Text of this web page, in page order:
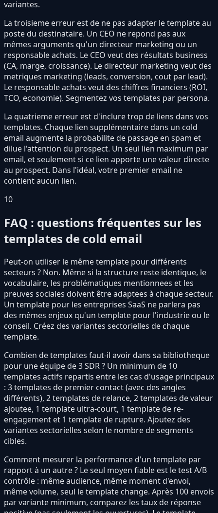
variantes.
La troisieme erreur est de ne pas adapter le template au
poste du destinataire. Un CEO ne repond pas aux
mêmes arguments qu'un directeur marketing ou un
responsable achats. Le CEO veut des résultats business
(CA, marge, croissance). Le directeur marketing veut des
metriques marketing (leads, conversion, cout par lead).
Le responsable achats veut des chiffres financiers (ROI,
TCO, economie). Segmentez vos templates par persona.
La quatrieme erreur est d'inclure trop de liens dans vos
templates. Chaque lien supplémentaire dans un cold
email augmente la probabilite de passage en spam et
dilue l'attention du prospect. Un seul lien maximum par
email, et seulement si ce lien apporte une valeur directe
au prospect. Dans l'idéal, votre premier email ne
contient aucun lien.
10
FAQ : questions fréquentes sur les
templates de cold email
Peut-on utiliser le même template pour différents
secteurs ? Non. Même si la structure reste identique, le
vocabulaire, les problématiques mentionnees et les
preuves sociales doivent être adaptees à chaque secteur.
Un template pour les entreprises SaaS ne parlera pas
des mêmes enjeux qu'un template pour l'industrie ou le
conseil. Créez des variantes sectorielles de chaque
template.
Combien de templates faut-il avoir dans sa bibliotheque
pour une équipe de 3 SDR ? Un minimum de 10
templates actifs repartis entre les cas d'usage principaux
: 3 templates de premier contact (avec des angles
différents), 2 templates de relance, 2 templates de valeur
ajoutee, 1 template ultra-court, 1 template de re-
engagement et 1 template de rupture. Ajoutez des
variantes sectorielles selon le nombre de segments
cibles.
Comment mesurer la performance d'un template par
rapport à un autre ? Le seul moyen fiable est le test A/B
contrôle : même audience, même moment d'envoi,
même volume, seul le template change. Après 100 envois
par variante minimum, comparez les taux de réponse